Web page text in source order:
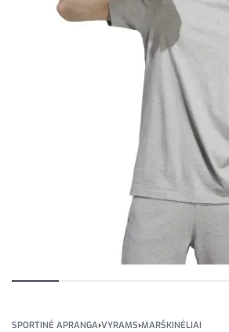
SPORTINĖ APRANGA›VYRAMS›MARŠKINĖLIAI